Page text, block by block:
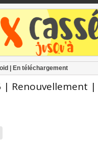
| En téléchargement
| Renouvellement